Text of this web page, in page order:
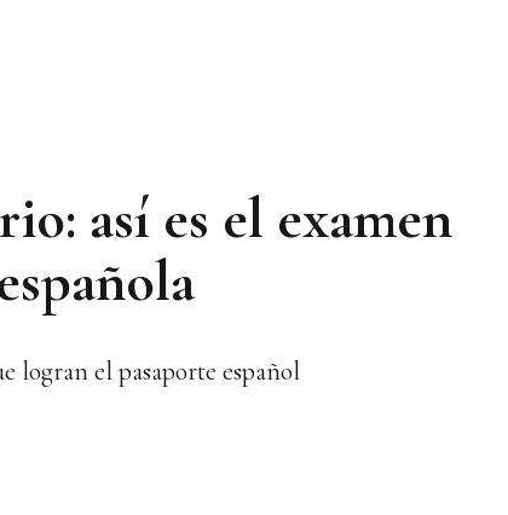
así es el examen
logran el pasaporte español